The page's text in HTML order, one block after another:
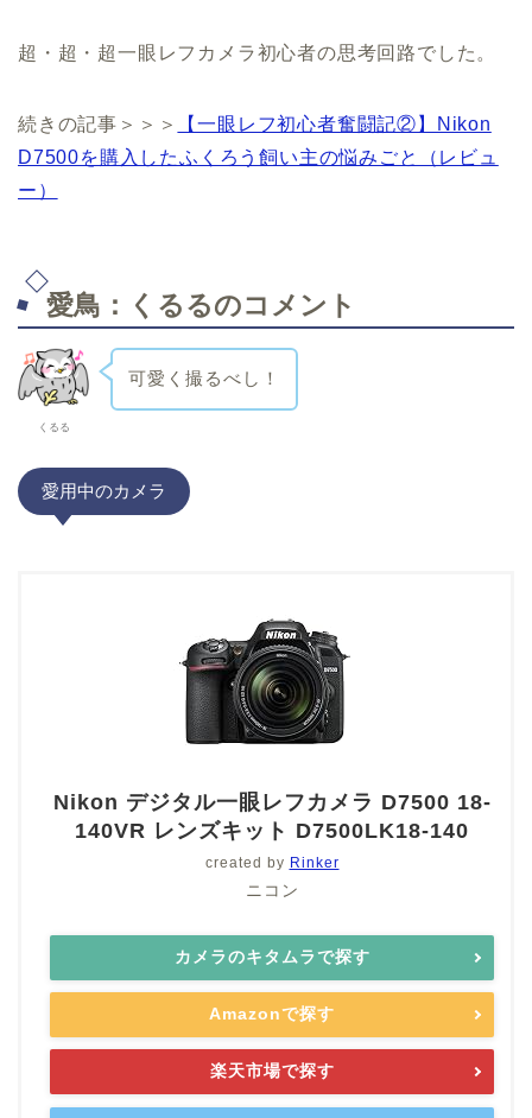
超・超・超一眼レフカメラ初心者の思考回路でした。
続きの記事＞＞＞
【一眼レフ初心者奮闘記②】Nikon
D7500を購入したふくろう飼い主の悩みごと（レビュ
ー）
愛鳥：くるるのコメント
くるる
可愛く撮るべし！
愛用中のカメラ
Nikon デジタル一眼レフカメラ D7500 18-
140VR レンズキット D7500LK18-140
created by Rinker
ニコン
カメラのキタムラで探す
Amazonで探す
楽天市場で探す